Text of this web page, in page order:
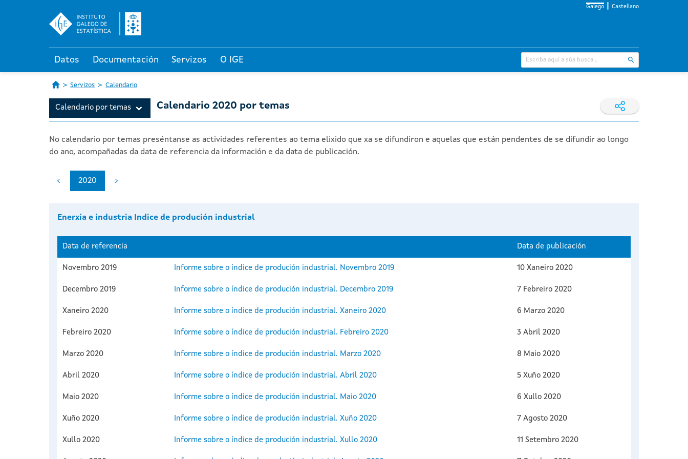
Galego Castellano
Datos Documentación Servizos O IGE
Servizos Calendario
Calendario por temas Calendario 2020 por temas
No calendario por temas preséntanse as actividades referentes ao tema elixido que xa se difundiron e aquelas que están pendentes de se difundir ao longo
do ano, acompañadas da data de referencia da información e da data de publicación.
2020
Enerxía e industria Indice de produción industrial
Data de referencia Data de publicación
Novembro 2019 Informe sobre o índice de produción industrial. Novembro 2019 10 Xaneiro 2020
Decembro 2019 Informe sobre o índice de produción industrial. Decembro 2019 7 Febreiro 2020
Xaneiro 2020 Informe sobre o índice de produción industrial. Xaneiro 2020 6 Marzo 2020
Febreiro 2020 Informe sobre o índice de produción industrial. Febreiro 2020 3 Abril 2020
Marzo 2020 Informe sobre o índice de produción industrial. Marzo 2020 8 Maio 2020
Abril 2020 Informe sobre o índice de produción industrial. Abril 2020 5 Xuño 2020
Maio 2020 Informe sobre o índice de produción industrial. Maio 2020 6 Xullo 2020
Xuño 2020 Informe sobre o índice de produción industrial. Xuño 2020 7 Agosto 2020
Xullo 2020 Informe sobre o índice de produción industrial. Xullo 2020 11 Setembro 2020